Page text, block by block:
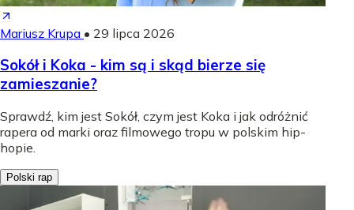
Mariusz Krupa • 29 lipca 2026
Sokół i Koka - kim są i skąd bierze się
zamieszanie?
Sprawdź, kim jest Sokół, czym jest Koka i jak odróżnić
rapera od marki oraz filmowego tropu w polskim hip-
hopie.
Polski rap